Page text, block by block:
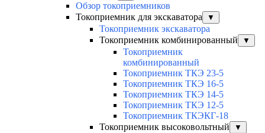
Обзор токоприемников
Токоприемник для экскаватора
▼
Токоприемник экскаватора
Токоприемник комбинированный
▼
Токоприемник
комбинированный
Токоприемник ТКЭ 23-5
Токоприемник ТКЭ 16-5
Токоприемник ТКЭ 14-5
Токоприемник ТКЭ 12-5
Токоприемник ТКЭКГ-18
Токоприемник высоковольтный
▼